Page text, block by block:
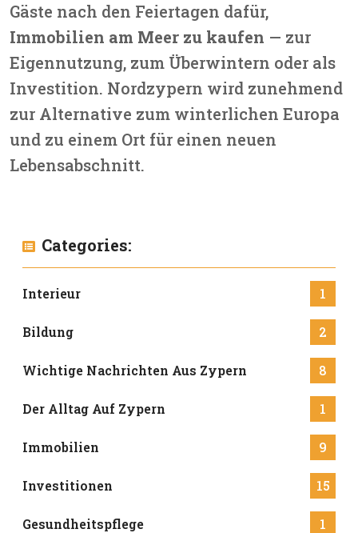
Gäste nach den Feiertagen dafür,
Immobilien am Meer zu kaufen — zur
Eigennutzung, zum Überwintern oder als
Investition. Nordzypern wird zunehmend
zur Alternative zum winterlichen Europa
und zu einem Ort für einen neuen
Lebensabschnitt.
Categories:
Interieur 1
Bildung 2
Wichtige Nachrichten Aus Zypern 8
Der Alltag Auf Zypern 1
Immobilien 9
Investitionen 15
Gesundheitspflege 1